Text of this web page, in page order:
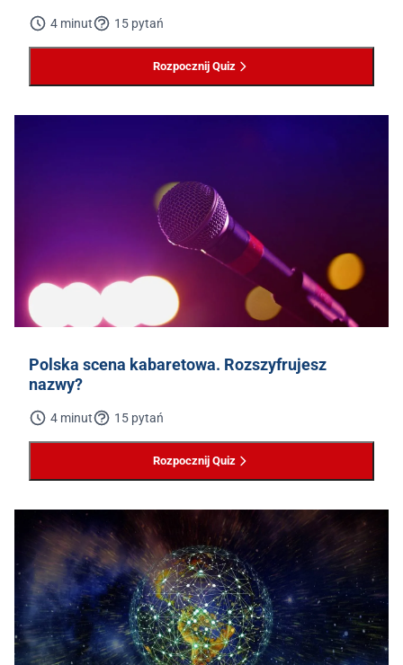
4 minut 15 pytań
Rozpocznij Quiz
Polska scena kabaretowa. Rozszyfrujesz
nazwy?
4 minut 15 pytań
Rozpocznij Quiz